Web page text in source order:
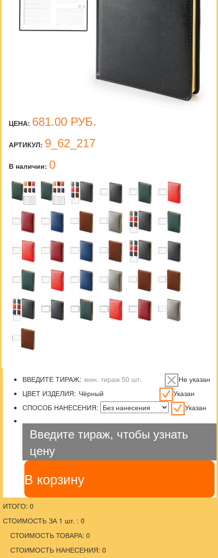
ЦЕНА: 681.00 РУБ.
АРТИКУЛ: 9_62_217
В наличии: 0
ВВЕДИТЕ ТИРАЖ:
Не указан
ЦВЕТ ИЗДЕЛИЯ:
Указан
СПОСОБ НАНЕСЕНИЯ:
Указан
Введите тираж, чтобы узнать
цену
В корзину
ИТОГО: 0
СТОИМОСТЬ ЗА 1 шт. : 0
СТОИМОСТЬ ТОВАРА: 0
СТОИМОСТЬ НАНЕСЕНИЯ: 0